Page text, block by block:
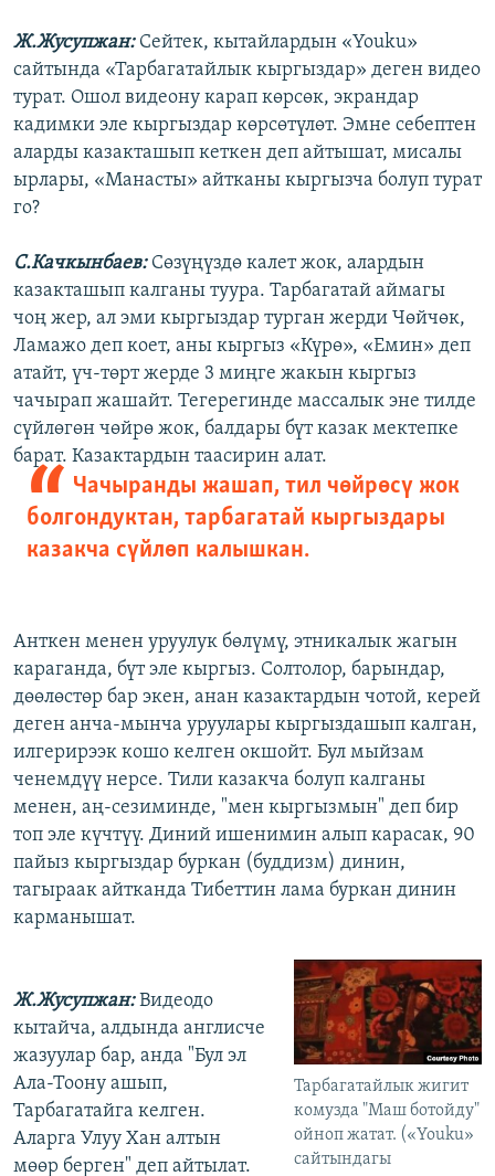
Ж.Жусупжан:Сейтек, кытайлардын «Youku»
сайтында «Тарбагатайлык кыргыздар» деген видео
турат. Ошол видеону карап көрсөк, экрандар
кадимки эле кыргыздар көрсөтүлөт. Эмне себептен
аларды казакташып кеткен деп айтышат, мисалы
ырлары, «Манасты» айтканы кыргызча болуп турат
го?
С.Качкынбаев:Сөзүңүздө калет жок, алардын
казакташып калганы туура. Тарбагатай аймагы
чоң жер, ал эми кыргыздар турган жерди Чөйчөк,
Ламажо деп коет, аны кыргыз «Күрө», «Емин» деп
атайт, үч-төрт жерде 3 миңге жакын кыргыз
чачырап жашайт. Тегерегинде массалык эне тилде
сүйлөгөн чөйрө жок, балдары бүт казак мектепке
барат. Казактардын таасирин алат.
Чачыранды жашап, тил чөйрөсү жок
болгондуктан, тарбагатай кыргыздары
казакча сүйлөп калышкан.
Анткен менен уруулук бөлүмү, этникалык жагын
караганда, бүт эле кыргыз. Солтолор, барындар,
дөөлөстөр бар экен, анан казактардын чотой, керей
деген анча-мынча уруулары кыргыздашып калган,
илгерирээк кошо келген окшойт. Бул мыйзам
ченемдүү нерсе. Тили казакча болуп калганы
менен, аң-сезиминде, "мен кыргызмын" деп бир
топ эле күчтүү. Диний ишенимин алып карасак, 90
пайыз кыргыздар буркан (буддизм) динин,
тагыраак айтканда Тибеттин лама буркан динин
карманышат.
Тарбагатайлык жигит
комузда "Маш ботойду"
ойноп жатат. («Youku»
сайтындагы
Ж.Жусупжан:Видеодо
кытайча, алдында англисче
жазуулар бар, анда "Бул эл
Ала-Тоону ашып,
Тарбагатайга келген.
Аларга Улуу Хан алтын
мөөр берген" деп айтылат.